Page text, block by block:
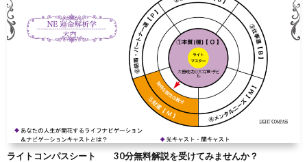
ライトコンパスシート 30分無料解説を受けてみませんか？